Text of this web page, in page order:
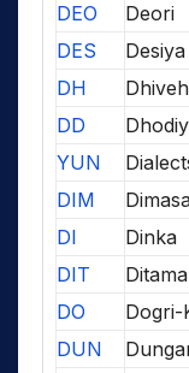
DEO
Deori
DES
DH
DD
YUN
DIM
DI
Dinka
DIT
DO
Dogri-
DUN